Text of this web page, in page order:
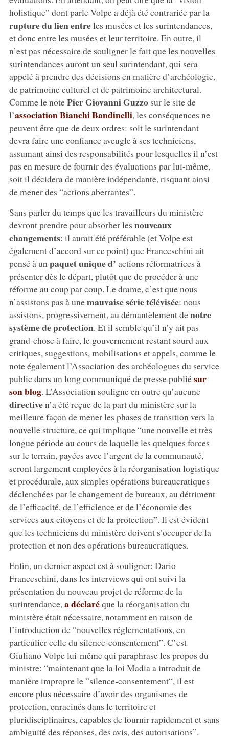
holistique” dont parle Volpe a déjà été contrariée par la
rupture du lien entreles musées et les surintendances,
et donc entre les musées et leur territoire. En outre, il
n’est pas nécessaire de souligner le fait que les nouvelles
surintendances auront un seul surintendant, qui sera
appelé à prendre des décisions en matière d’archéologie,
de patrimoine culturel et de patrimoine architectural.
Comme le notePier Giovanni Guzzosur le site de
l’association Bianchi Bandinelli, les conséquences ne
peuvent être que de deux ordres: soit le surintendant
devra faire une confiance aveugle à ses techniciens,
assumant ainsi des responsabilités pour lesquelles il n’est
pas en mesure de fournir des évaluations par lui-même,
soit il décidera de manière indépendante, risquant ainsi
de mener des “actions aberrantes”.
Sans parler du temps que les travailleurs du ministère
devront prendre pour absorber les nouveaux
changements: il aurait été préférable (et Volpe est
également d’accord sur ce point) que Franceschini ait
pensé à un paquet unique d’ actions réformatrices à
présenter dès le départ, plutôt que de procéder à une
réforme au coup par coup. Le drame, c’est que nous
n’assistons pas à unemauvaise série télévisée: nous
assistons, progressivement, au démantèlement denotre
système de protection. Et il semble qu’il n’y ait pas
grand-chose à faire, le gouvernement restant sourd aux
critiques, suggestions, mobilisations et appels, comme le
note également l’Association des archéologues du service
public dans un long communiqué de presse publiésur
son blog. L’Association souligne en outre qu’aucune
directiven’a été reçue de la part du ministère sur la
meilleure façon de mener les phases de transition vers la
nouvelle structure, ce qui implique “une nouvelle et très
longue période au cours de laquelle les quelques forces
sur le terrain, payées avec l’argent de la communauté,
seront largement employées à la réorganisation logistique
et procédurale, aux simples opérations bureaucratiques
déclenchées par le changement de bureaux, au détriment
de l’efficacité, de l’efficience et de l’économie des
services aux citoyens et de la protection”. Il est évident
que les techniciens du ministère doivent s’occuper de la
protection et non des opérations bureaucratiques.
Enfin, un dernier aspect est à souligner: Dario
Franceschini, dans les interviews qui ont suivi la
présentation du nouveau projet de réforme de la
surintendance, a déclaréque la réorganisation du
ministère était nécessaire, notamment en raison de
l’introduction de “nouvelles réglementations, en
particulier celle du silence-consentement”. C’est
Giuliano Volpe lui-même qui paraphrase les propos du
ministre: “maintenant que la loi Madia a introduit de
manière impropre le ”silence-consentement“, il est
encore plus nécessaire d’avoir des organismes de
protection, enracinés dans le territoire et
pluridisciplinaires, capables de fournir rapidement et sans
ambiguïté des réponses, des avis, des autorisations”.